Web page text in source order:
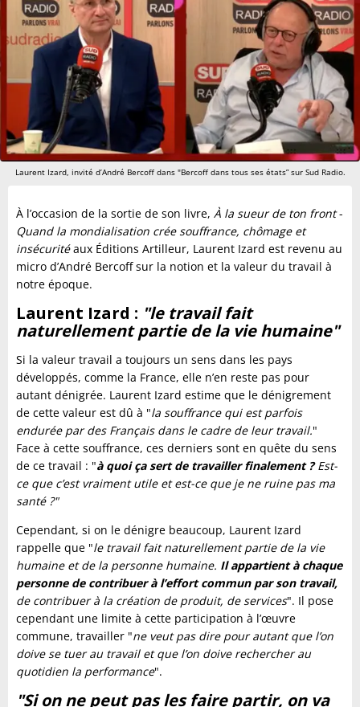
Laurent Izard, invité d’André Bercoff dans "Bercoff dans tous ses états” sur Sud Radio.
À l’occasion de la sortie de son livre, À la sueur de ton front-
Quand la mondialisation crée souffrance, chômage et
insécuritéaux Éditions Artilleur, Laurent Izard est revenu au
micro d’André Bercoff sur la notion et la valeur du travail à
notre époque.
Laurent Izard : "le travail fait
naturellement partie de la vie humaine"
Si la valeur travail a toujours un sens dans les pays
développés, comme la France, elle n’en reste pas pour
autant dénigrée. Laurent Izard estime que le dénigrement
de cette valeur est dû à "la souffrance qui est parfois
endurée par des Français dans le cadre de leur travail."
Face à cette souffrance, ces derniers sont en quête du sens
de ce travail : "à quoi ça sert de travailler finalement ?Est-
ce que c’est vraiment utile et est-ce que je ne ruine pas ma
santé ?"
Cependant, si on le dénigre beaucoup, Laurent Izard
rappelle que "le travail fait naturellement partie de la vie
humaine et de la personne humaine. Il appartient à chaque
personne de contribuer à l’effort commun par son travail,
de contribuer à la création de produit, de services". Il pose
cependant une limite à cette participation à l’œuvre
commune, travailler "ne veut pas dire pour autant que l’on
doive se tuer au travail et que l’on doive rechercher au
quotidien la performance".
"Si on ne peut pas les faire partir, on va